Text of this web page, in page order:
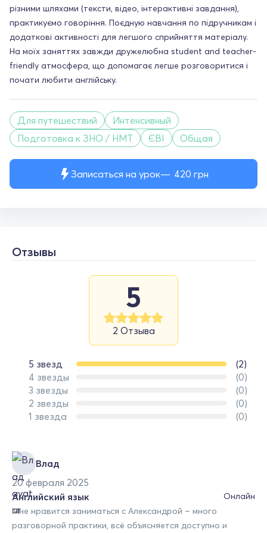
Записаться на урок 420 грн
різними шляхами (тексти, відео, інтерактивні завдання),
практикуємо говоріння. Поєдную навчання по підручникам і
додаткові активності для легшого сприйняття матеріалу.
На моїх заняттях завжди дружелюбна student and teacher-
friendly атмосфера, що допомагає легше розговоритися і
почати любити англійську.
Для путешествий
Интенсивный
Подготовка к ЗНО / НМТ
ЄВІ Общая
Отзывы
5
2 Отзыва
5 звезд
(2)
4 звезды
(0)
3 звезды
(0)
2 звезды
(0)
1 звезда
(0)
Влад
20 февраля 2025
Онлайн
Английский язык
Мне нравится заниматься с Александрой – много
разговорной практики, всё объясняется доступно и